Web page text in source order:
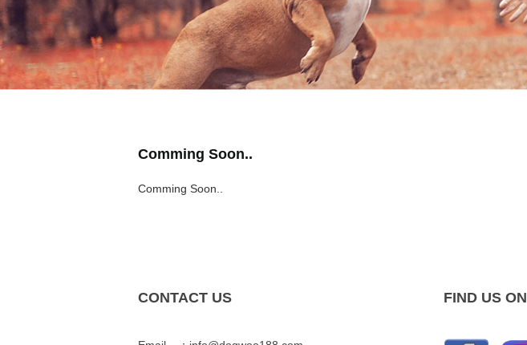
Comming Soon..
Comming Soon..
CONTACT US FIND US ON